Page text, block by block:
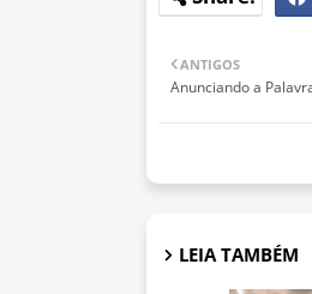
ANTIGOS
Anunciando a
LEIA TAMBÉM